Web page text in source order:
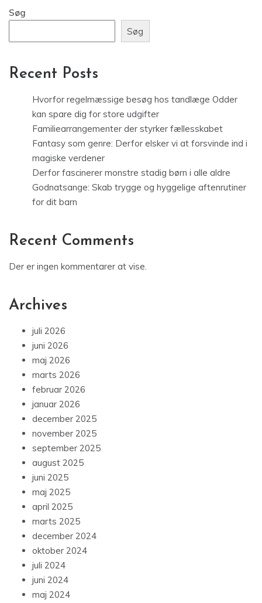
Søg
Søg
Recent Posts
Hvorfor regelmæssige besøg hos tandlæge Odder
kan spare dig for store udgifter
Familiearrangementer der styrker fællesskabet
Fantasy som genre: Derfor elsker vi at forsvinde ind i
magiske verdener
Derfor fascinerer monstre stadig børn i alle aldre
Godnatsange: Skab trygge og hyggelige aftenrutiner
for dit barn
Recent Comments
Der er ingen kommentarer at vise.
Archives
juli 2026
juni 2026
maj 2026
marts 2026
februar 2026
januar 2026
december 2025
november 2025
september 2025
august 2025
juni 2025
maj 2025
april 2025
marts 2025
december 2024
oktober 2024
juli 2024
juni 2024
maj 2024